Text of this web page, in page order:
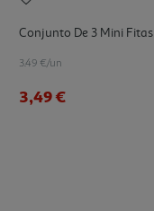
Conjunto De 3 Mini
3.49 €/un
3,49 €